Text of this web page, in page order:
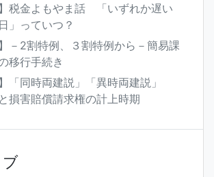
】税金よもやま話 「いずれか遅い
」っていつ？
】－2割特例、３割特例から－簡易課
移行手続き
】「同時両建説」「異時両建説」
損害賠償請求権の計上時期